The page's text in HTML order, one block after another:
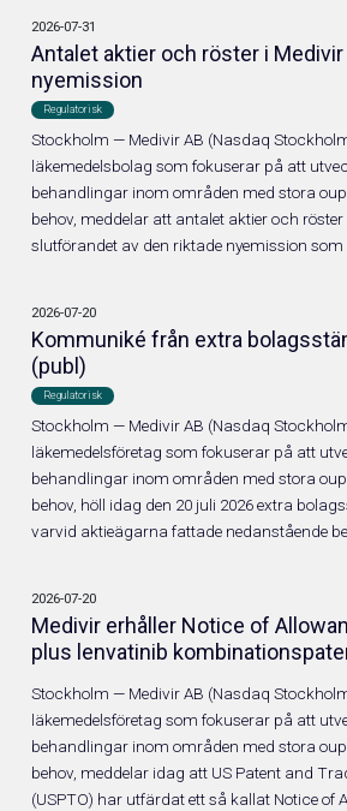
Ledning
Investerare
Rapporter
Presentationer
Pressmeddelanden
Bolagsstyrning
Bolagsstämmor
Företrädesemission
2026-07-31
Antalet aktier och röster i
nyemission
Regulatorisk
Stockholm — Medivir AB (Nasdaq
läkemedelsbolag som fokuserar på att
behandlingar inom områden med stora
behov, meddelar att antalet aktier och
slutförandet av den riktade nyemission som
2026-07-20
Kommuniké från extra
(publ)
Regulatorisk
Stockholm — Medivir AB (Nasdaq
läkemedelsföretag som fokuserar på att
behandlingar inom områden med stora
behov, höll idag den 20 juli 2026 extra
varvid aktieägarna fattade nedanstående
2026-07-20
Medivir erhåller Notice of
plus lenvatinib
Stockholm — Medivir AB (Nasdaq
läkemedelsföretag som fokuserar på att
behandlingar inom områden med stora
behov, meddelar idag att US Patent and
(USPTO) har utfärdat ett så kallat Notice of